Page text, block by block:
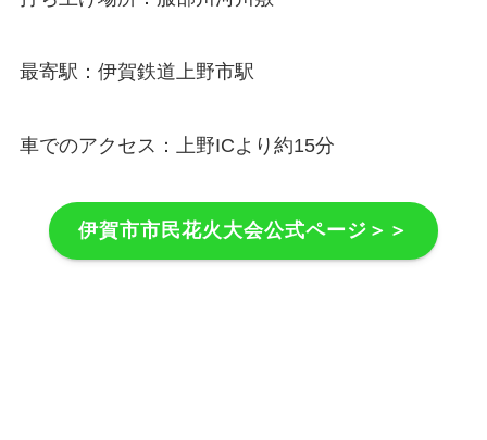
最寄駅：伊賀鉄道上野市駅
車でのアクセス：上野ICより約15分
伊賀市市民花火大会公式ページ＞＞